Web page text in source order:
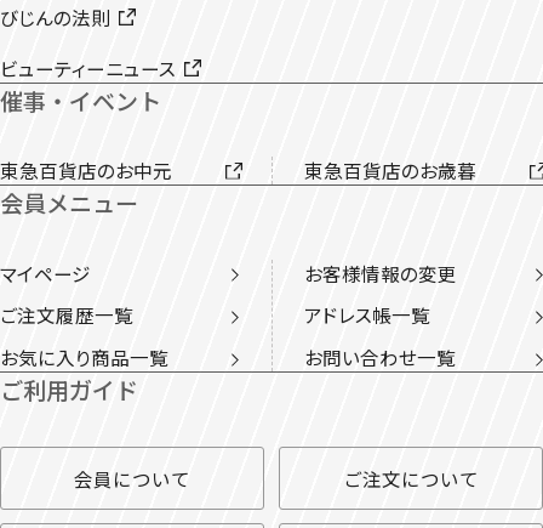
びじんの法則
ビューティーニュース
催事・イベント
東急百貨店のお中元 東急百貨店のお歳暮
会員メニュー
マイページ
お客様情報の変更
ご注文履歴一覧
アドレス帳一覧
お気に入り商品一覧
お問い合わせ一覧
ご利用ガイド
会員について ご注文について